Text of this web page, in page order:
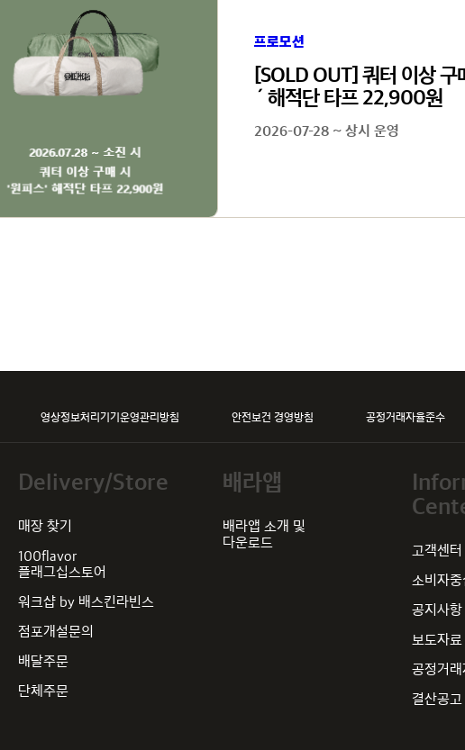
프로모션
[SOLD OUT] 쿼터 이상 구
´ 해적단 타프 22,900원
2026-07-28 ~ 상시 운영
영상정보처리기기운영관리방침 안전보건 경영방침 공정거래자율준수
Delivery/Store
매장 찾기
100flavor
플래그십스토어
워크샵 by 배스킨라빈스
점포개설문의
배달주문
단체주문
배라앱
배라앱 소개 및
다운로드
고객센터
소비자
공지사항
보도자료
공정거
결산공고